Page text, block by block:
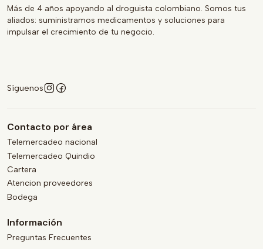
Más de 4 años apoyando al droguista colombiano. Somos tus
aliados: suministramos medicamentos y soluciones para
impulsar el crecimiento de tu negocio.
Síguenos
Contacto por área
Telemercadeo nacional
Telemercadeo Quindio
Cartera
Atencion proveedores
Bodega
Información
Preguntas Frecuentes